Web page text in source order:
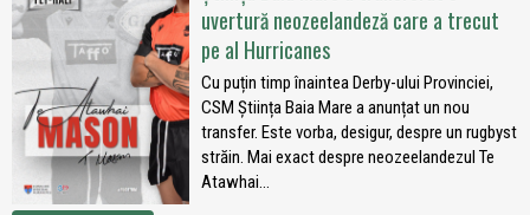
uvertură neozeelandeză care a trecut
pe al Hurricanes
Cu puțin timp înaintea Derby-ului Provinciei,
CSM Știința Baia Mare a anunțat un nou
transfer. Este vorba, desigur, despre un rugbyst
străin. Mai exact despre neozeelandezul Te
Atawhai...